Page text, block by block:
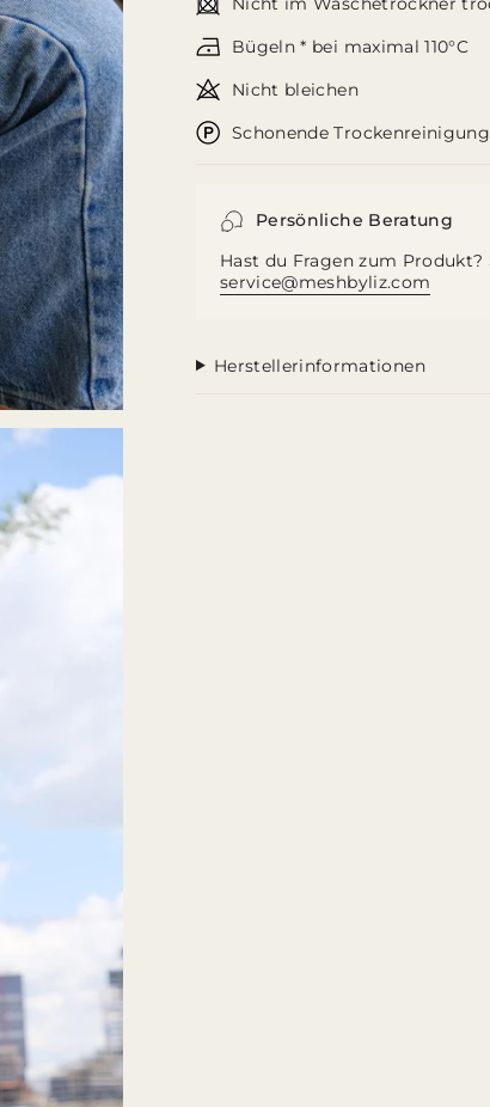
verringern",
"multiples_of"=>"Schritte
von
{{
quantity
}}",
"minimum_of"=>"Minimum
von
quantity
"maximum_of"=>"Maximum
von
Bügeln * bei maximal 110°C
Nicht bleichen
Schonende Trockenreinigung
Persönliche Beratung
Hast du Fragen zum Produkt?
service@meshbyliz.com
Herstellerinformationen